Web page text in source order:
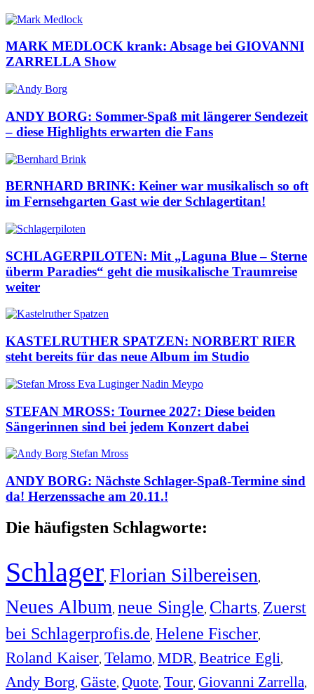
MARK MEDLOCK krank: Absage bei GIOVANNI
ZARRELLA Show
ANDY BORG: Sommer-Spaß mit längerer Sendezeit
– diese Highlights erwarten die Fans
BERNHARD BRINK: Keiner war musikalisch so oft
im Fernsehgarten Gast wie der Schlagertitan!
SCHLAGERPILOTEN: Mit „Laguna Blue – Sterne
überm Paradies“ geht die musikalische Traumreise
weiter
KASTELRUTHER SPATZEN: NORBERT RIER
steht bereits für das neue Album im Studio
STEFAN MROSS: Tournee 2027: Diese beiden
Sängerinnen sind bei jedem Konzert dabei
ANDY BORG: Nächste Schlager-Spaß-Termine sind
da! Herzenssache am 20.11.!
Die häufigsten Schlagworte:
Schlager, Florian Silbereisen,
Neues Album, neue Single, Charts, Zuerst
bei Schlagerprofis.de, Helene Fischer,
Roland Kaiser, Telamo, MDR, Beatrice Egli,
Andy Borg, Gäste, Quote, Tour, Giovanni Zarrella,